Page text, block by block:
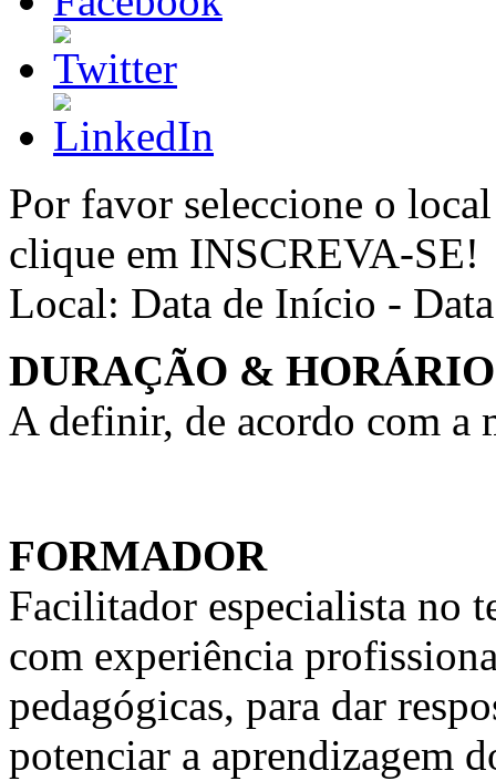
Por favor seleccione o
clique em INSCREVA-SE!
Local: Data de Início -
DURAÇÃO & HORÁRIO
A definir, de acordo com a
FORMADOR
Facilitador especialista no
com experiência
pedagógicas, para dar
potenciar a aprendizagem